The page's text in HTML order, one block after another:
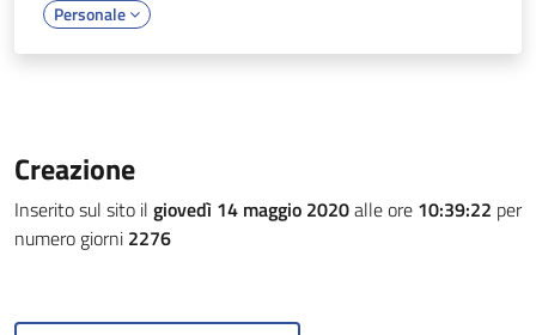
Personale
Creazione
Inserito sul sito il giovedì 14 maggio 2020alle ore 10:39:22 per
numero giorni 2276